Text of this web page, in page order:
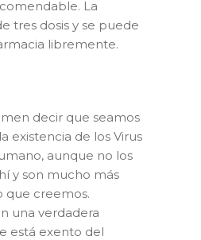
La
tres dosis y se puede
libremente.
decir que seamos
existencia de los Virus
aunque no los
y son mucho más
que creemos.
una verdadera
está exento del